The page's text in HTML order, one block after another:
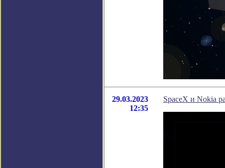
29.03.2023
12:35
SpaceX и Nokia